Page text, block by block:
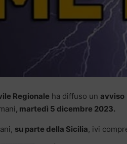
Regionale ha diffuso un avviso
, martedì 5 dicembre 2023.
su parte della Sicilia, ivi